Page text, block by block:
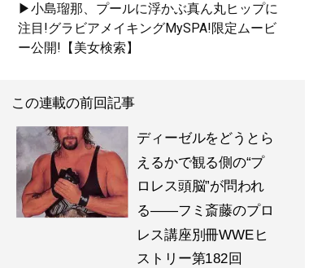
▶小島瑠那、プールに浮かぶ真ん丸ヒップに
注目!グラビアメイキングMySPA!限定ムービ
ー公開!【美女検索】
この連載の前回記事
ディーゼルをどうとら
えるかで観る側の“プ
ロレス頭脳”が問われ
る――フミ斎藤のプロ
レス講座別冊WWEヒ
ストリー第182回